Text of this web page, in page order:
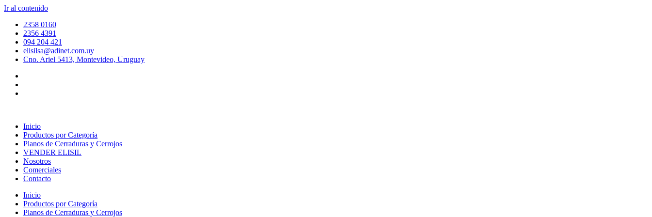
Ir al contenido
2358 0160
2356 4391
094 204 421
elisilsa@adinet.com.uy
Cno. Ariel 5413, Montevideo, Uruguay
Inicio
Productos por Categoría
Planos de Cerraduras y Cerrojos
VENDER ELISIL
Nosotros
Comerciales
Contacto
Inicio
Productos por Categoría
Planos de Cerraduras y Cerrojos